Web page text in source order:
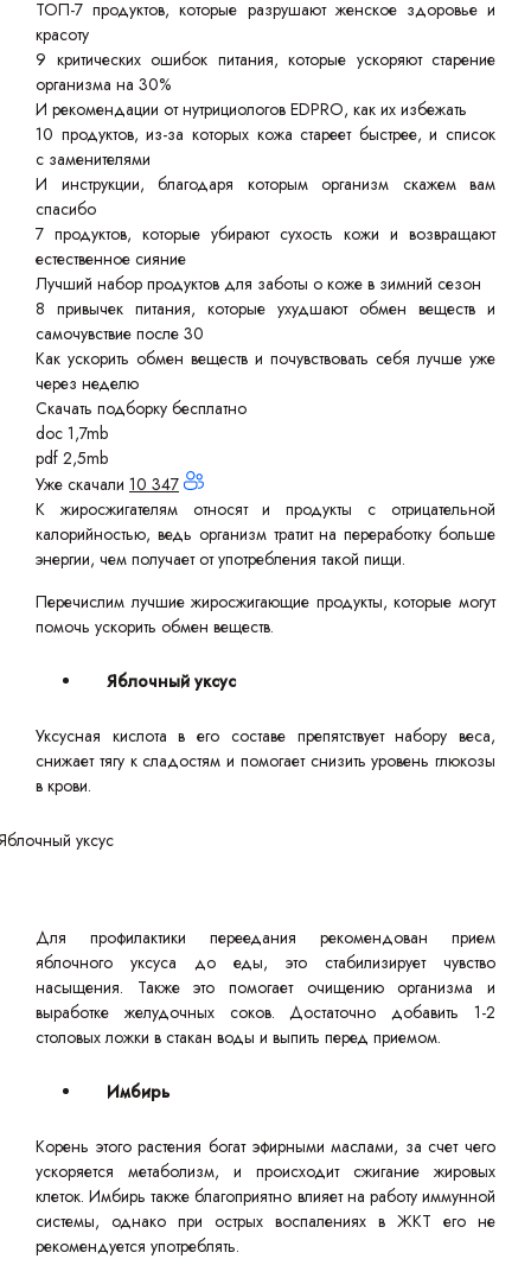
ТОП-7 продуктов, которые разрушают женское здоровье и
красоту
9 критических ошибок питания, которые ускоряют старение
организма на 30%
И рекомендации от нутрициологов EDPRO, как их избежать
10 продуктов, из-за которых кожа стареет быстрее, и список
с заменителями
И инструкции, благодаря которым организм скажем вам
спасибо
7 продуктов, которые убирают сухость кожи и возвращают
естественное сияние
Лучший набор продуктов для заботы о коже в зимний сезон
8 привычек питания, которые ухудшают обмен веществ и
самочувствие после 30
Как ускорить обмен веществ и почувствовать себя лучше уже
через неделю
Скачать подборку бесплатно
doc 1,7mb
pdf 2,5mb
Уже скачали 10 347
К жиросжигателям относят и продукты с отрицательной
калорийностью, ведь организм тратит на переработку больше
энергии, чем получает от употребления такой пищи.
Перечислим лучшие жиросжигающие продукты, которые могут
помочь ускорить обмен веществ.
Яблочный уксус
Уксусная кислота в его составе препятствует набору веса,
снижает тягу к сладостям и помогает снизить уровень глюкозы
в крови.
Для профилактики переедания рекомендован прием
яблочного уксуса до еды, это стабилизирует чувство
насыщения. Также это помогает очищению организма и
выработке желудочных соков. Достаточно добавить 1-2
столовых ложки в стакан воды и выпить перед приемом.
Имбирь
Корень этого растения богат эфирными маслами, за счет чего
ускоряется метаболизм, и происходит сжигание жировых
клеток. Имбирь также благоприятно влияет на работу иммунной
системы, однако при острых воспалениях в ЖКТ его не
рекомендуется употреблять.